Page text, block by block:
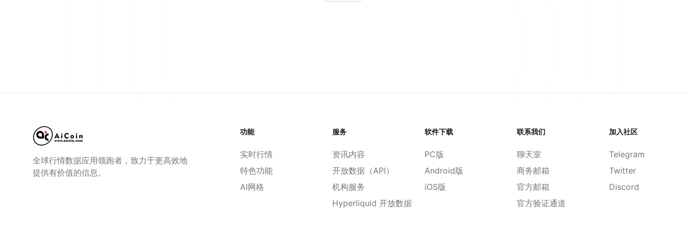
全球行情数据应用领跑者，致力于更高效地
提供有价值的信息。
功能
实时行情
特色功能
AI网格
服务
资讯内容
开放数据（API）
机构服务
Hyperliquid 开放数据
软件下载
PC版
Android版
iOS版
联系我们
聊天室
商务邮箱
官方邮箱
官方验证通道
加入社区
Telegram
Twitter
Discord